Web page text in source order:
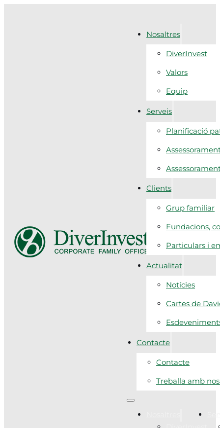
Nosaltres
DiverInvest
Valors
Equip
Serveis
Planificació
Clients
Grup familiar
Fundacions,
Particulars i
Actualitat
Notícies
Cartes de
Contacte
Contacte
Treballa amb